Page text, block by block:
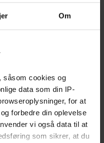
Om
såsom cookies og
data som din IP-
for at
forbedre din oplevelse
vi også data til at
som sikrer, at du
i Skuespilhuset i hjertet